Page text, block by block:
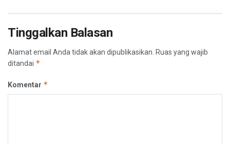
Tinggalkan Balasan
Alamat email Anda tidak akan dipublikasikan. Ruas yang wajib
ditandai *
Komentar *